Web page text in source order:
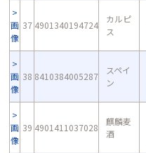
画
像
37 4901340194724
カルピ
ス
画
像
38 8410384005287
スペイ
ン
画
像
39 4901411037028
麒麟麦
酒